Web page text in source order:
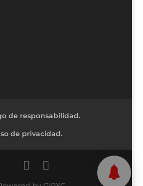
de responsabilidad.
de privacidad.